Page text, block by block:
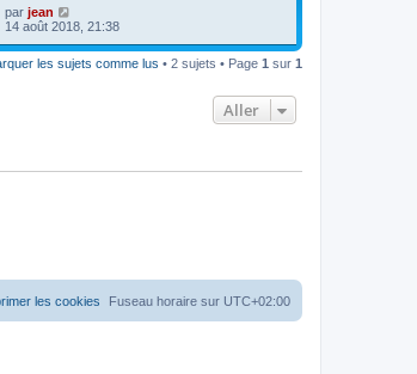
par jean
14 août 2018, 21:38
les sujets comme lus • 2 sujets • Page 1 sur 1
Aller
Fuseau horaire sur UTC+02:00
les cookies